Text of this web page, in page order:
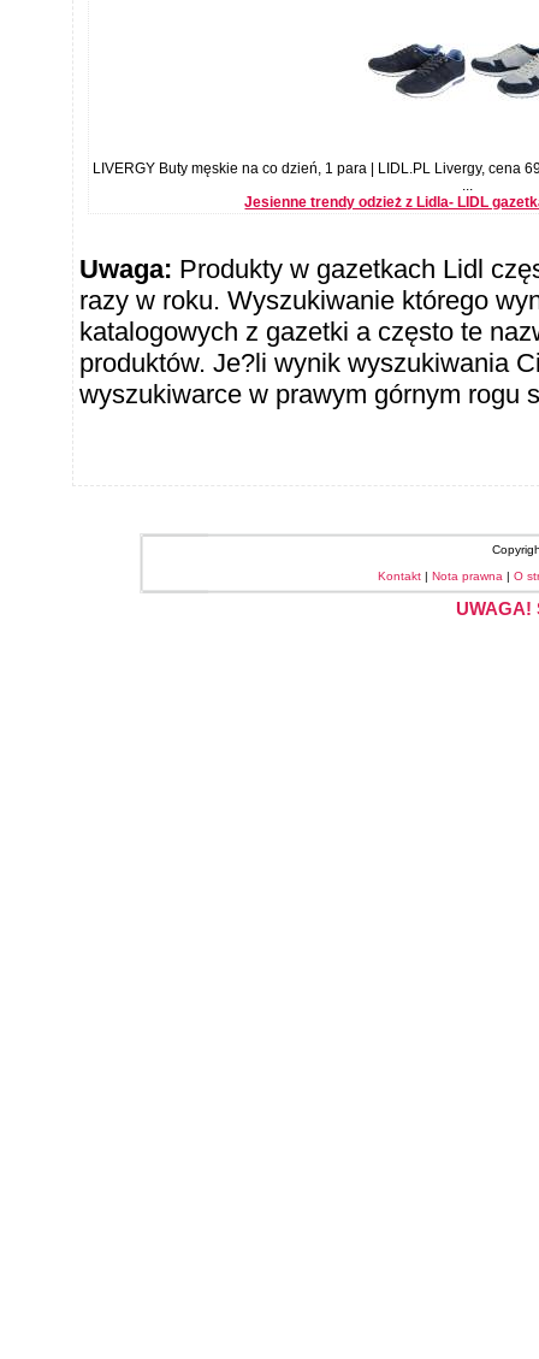
LIVERGY Buty męskie na co dzień, 1 para | LIDL.PL Livergy, cena
Jesienne trendy odzież z Lidla- LIDL
Uwaga: Produkty w gazetkach Lidl
razy w roku. Wyszukiwanie którego
katalogowych z gazetki a często te
produktów. Je?li wynik wyszukiwania
wyszukiwarce w prawym górnym rogu
Kontakt | Nota prawna | O
UWAGA!